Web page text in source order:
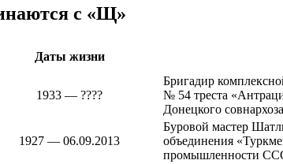
с «Щ»
Даты жизни
1933 — ????
Бригадир
№ 54 треста
Донецкого совнархоза
1927 — 06.09.2013
Буровой мастер
объединения
промышленности